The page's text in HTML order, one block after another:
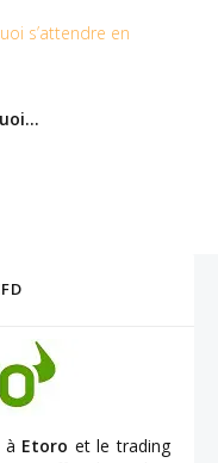
à Etoro et le trading